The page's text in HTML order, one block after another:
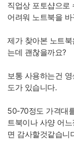
직업상 포토샵으로
어려워 노트북을
제가 찾아본 노트
는데 괜찮을까요?
보통 사용하는건
도가 있습니다.
50-70정도 가격대
트북이나 사양 어
면 감사할것같습니